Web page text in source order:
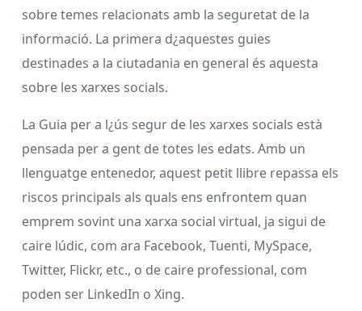
sobre temes relacionats amb la seguretat de la
informació. La primera d¿aquestes guies
destinades a la ciutadania en general és aquesta
sobre les xarxes socials.
La Guia per a l¿ús segur de les xarxes socials està
pensada per a gent de totes les edats. Amb un
llenguatge entenedor, aquest petit llibre repassa els
riscos principals als quals ens enfrontem quan
emprem sovint una xarxa social virtual, ja sigui de
caire lúdic, com ara Facebook, Tuenti, MySpace,
Twitter, Flickr, etc., o de caire professional, com
poden ser LinkedIn o Xing.